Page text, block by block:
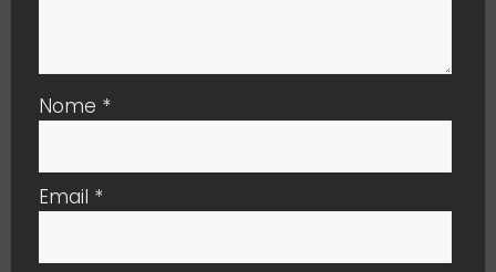
Nome *
Email *